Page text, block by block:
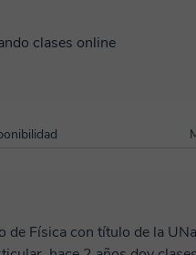
clases online
Física con título de la